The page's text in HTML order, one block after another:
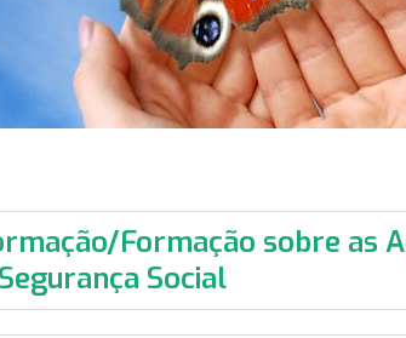
Formação sobre as
Social